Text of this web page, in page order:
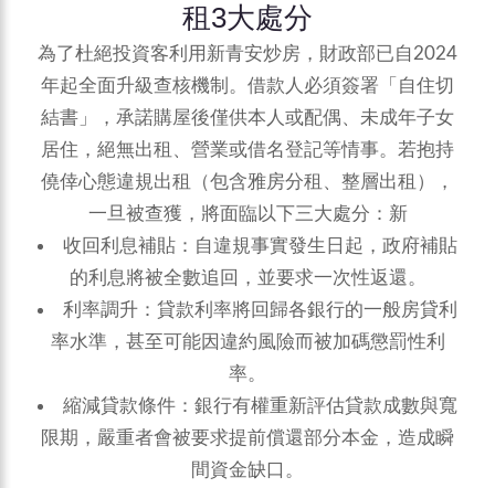
租3大處分
為了杜絕投資客利用新青安炒房，財政部已自2024
年起全面升級查核機制。借款人必須簽署「自住切
結書」，承諾購屋後僅供本人或配偶、未成年子女
居住，絕無出租、營業或借名登記等情事。若抱持
僥倖心態違規出租（包含雅房分租、整層出租），
一旦被查獲，將面臨以下三大處分：新
收回利息補貼：自違規事實發生日起，政府補貼
的利息將被全數追回，並要求一次性返還。
利率調升：貸款利率將回歸各銀行的一般房貸利
率水準，甚至可能因違約風險而被加碼懲罰性利
率。
縮減貸款條件：銀行有權重新評估貸款成數與寬
限期，嚴重者會被要求提前償還部分本金，造成瞬
間資金缺口。